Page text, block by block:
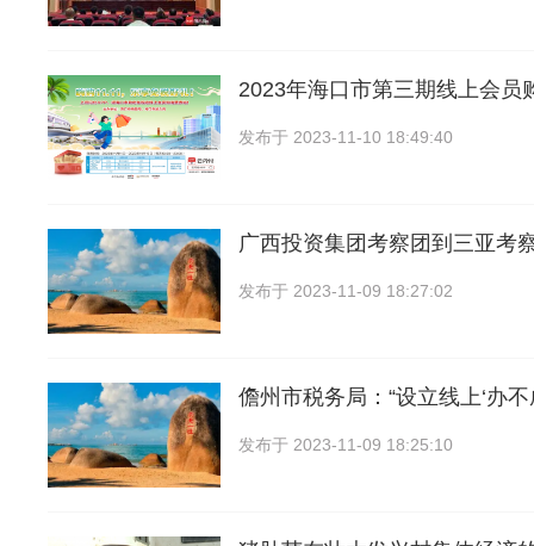
2023年海口市第三期线上会员
发布于 2023-11-10 18:49:40
广西投资集团考察团到三亚考
发布于 2023-11-09 18:27:02
儋州市税务局：“设立线上‘办不
发布于 2023-11-09 18:25:10